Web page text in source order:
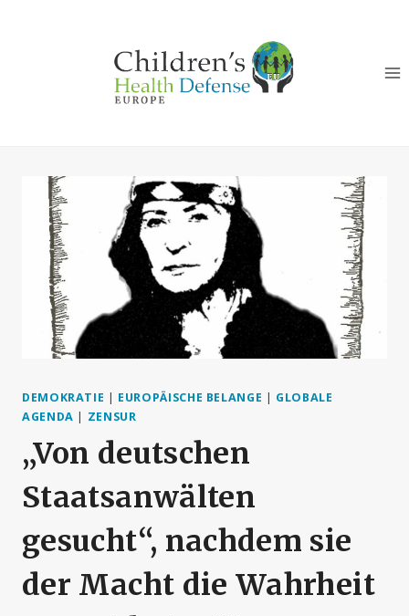
DEMOKRATIE | EUROPÄISCHE BELANGE | GLOBALE
AGENDA | ZENSUR
„Von deutschen
Staatsanwälten
gesucht“, nachdem sie
der Macht die Wahrheit